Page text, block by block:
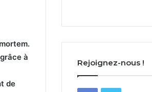
à
de
Rejoignez-nous !